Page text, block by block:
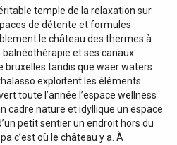
temple de la relaxation sur
de détente et formules
le château des thermes à
et ses canaux
bruxelles tandis que waer waters
exploitent les éléments
toute l’année l’espace wellness
cadre nature et idyllique un espace
petit sentier un endroit hors du
c’est où le château y a. À